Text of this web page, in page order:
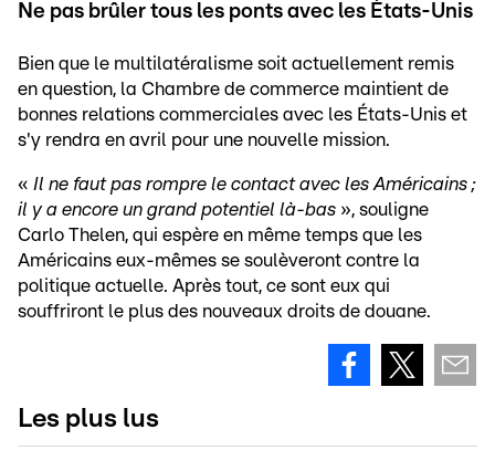
Ne pas brûler tous les ponts avec les États-Unis
Bien que le multilatéralisme soit actuellement remis
en question, la Chambre de commerce maintient de
bonnes relations commerciales avec les États-Unis et
s'y rendra en avril pour une nouvelle mission.
« Il ne faut pas rompre le contact avec les Américains ;
il y a encore un grand potentiel là-bas », souligne
Carlo Thelen, qui espère en même temps que les
Américains eux-mêmes se soulèveront contre la
politique actuelle. Après tout, ce sont eux qui
souffriront le plus des nouveaux droits de douane.
Les plus lus